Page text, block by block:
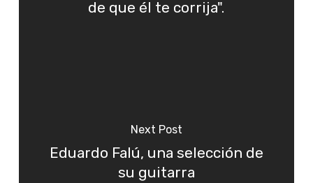
de que él te corrija".
Next Post
Eduardo Falú, una selección de
su guitarra